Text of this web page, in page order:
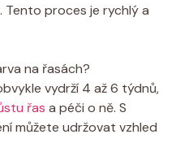
Tento proces je rychlý a
na řasách?
vydrží 4 až 6 týdnů,
řas a péči o ně. S
můžete udržovat vzhled